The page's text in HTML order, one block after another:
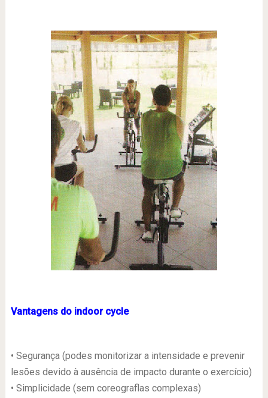
Vantagens do indoor cycle
• Segurança (podes monitorizar a intensidade e prevenir
lesões devido à ausência de impacto durante o exercício)
• Simplicidade (sem coreograflas complexas)